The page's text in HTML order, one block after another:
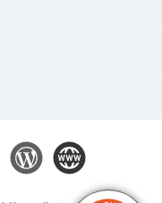
Blog Die BERG App